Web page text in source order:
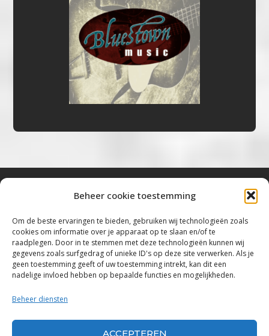
Beheer cookie toestemming
Om de beste ervaringen te bieden, gebruiken wij technologieën zoals
cookies om informatie over je apparaat op te slaan en/of te
raadplegen. Door in te stemmen met deze technologieën kunnen wij
gegevens zoals surfgedrag of unieke ID's op deze site verwerken. Als je
geen toestemming geeft of uw toestemming intrekt, kan dit een
nadelige invloed hebben op bepaalde functies en mogelijkheden.
Beheer diensten
ACCEPTEREN
“Voor de mooiste Blues, Rock, Roots &
Americana”
Copyright 2019 – 2026 Bluestown Music – All